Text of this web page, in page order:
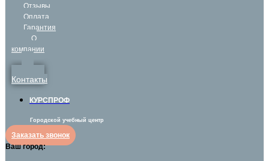
Отзывы
Оплата
Гарантия
О
компании
Контакты
КУРСПРОФ
Городской учебный центр
Заказать звонок
Ваш город: